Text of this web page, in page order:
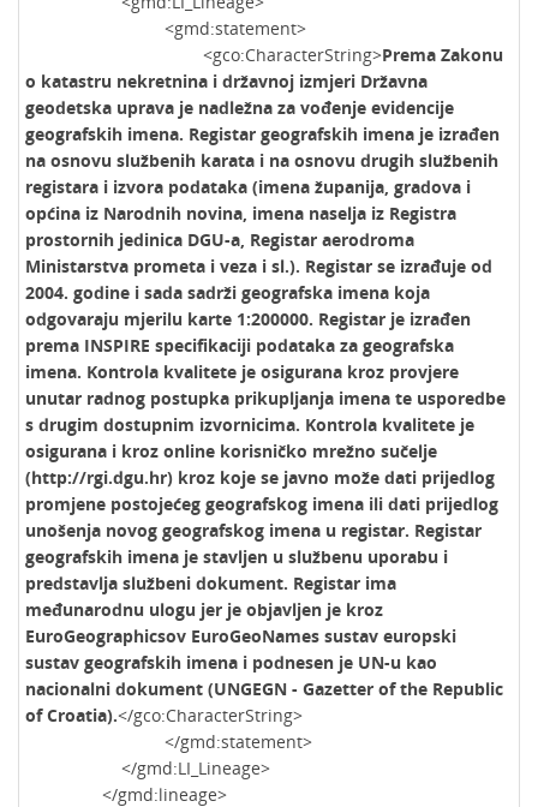
<gmd:statement>
<gco:CharacterString>Prema Zakonu
o katastru nekretnina i državnoj izmjeri Državna
geodetska uprava je nadležna za vođenje evidencije
geografskih imena. Registar geografskih imena je izrađen
na osnovu službenih karata i na osnovu drugih službenih
registara i izvora podataka (imena županija, gradova i
općina iz Narodnih novina, imena naselja iz Registra
prostornih jedinica DGU-a, Registar aerodroma
Ministarstva prometa i veza i sl.). Registar se izrađuje od
2004. godine i sada sadrži geografska imena koja
odgovaraju mjerilu karte 1:200000. Registar je izrađen
prema INSPIRE specifikaciji podataka za geografska
imena. Kontrola kvalitete je osigurana kroz provjere
unutar radnog postupka prikupljanja imena te usporedbe
s drugim dostupnim izvornicima. Kontrola kvalitete je
osigurana i kroz online korisničko mrežno sučelje
(http://rgi.dgu.hr) kroz koje se javno može dati prijedlog
promjene postojećeg geografskog imena ili dati prijedlog
unošenja novog geografskog imena u registar. Registar
geografskih imena je stavljen u službenu uporabu i
predstavlja službeni dokument. Registar ima
međunarodnu ulogu jer je objavljen je kroz
EuroGeographicsov EuroGeoNames sustav europski
sustav geografskih imena i podnesen je UN-u kao
nacionalni dokument (UNGEGN - Gazetter of the Republic
of Croatia).</gco:CharacterString>
</gmd:statement>
</gmd:LI_Lineage>
</gmd:lineage>